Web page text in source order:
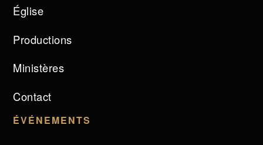
Église
Productions
Ministères
Contact
ÉVÉNEMENTS